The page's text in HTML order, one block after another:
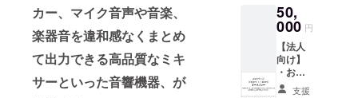
カー、マイク音声や音楽、
楽器音を違和感なくまとめ
て出力できる高品質なミキ
サーといった音響機器、が
20cm×
20cm
・オリ
ジナル
トート
バッグ
・横
50,
000 円
【法人
向け】
・お礼
メール
支援